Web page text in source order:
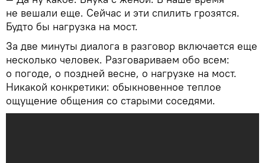
не вешали еще. Сейчас и эти спилить грозятся.
Будто бы нагрузка на мост.
За две минуты диалога в разговор включается еще
несколько человек. Разговариваем обо всем:
о погоде, о поздней весне, о нагрузке на мост.
Никакой конкретики: обыкновенное теплое
ощущение общения со старыми соседями.